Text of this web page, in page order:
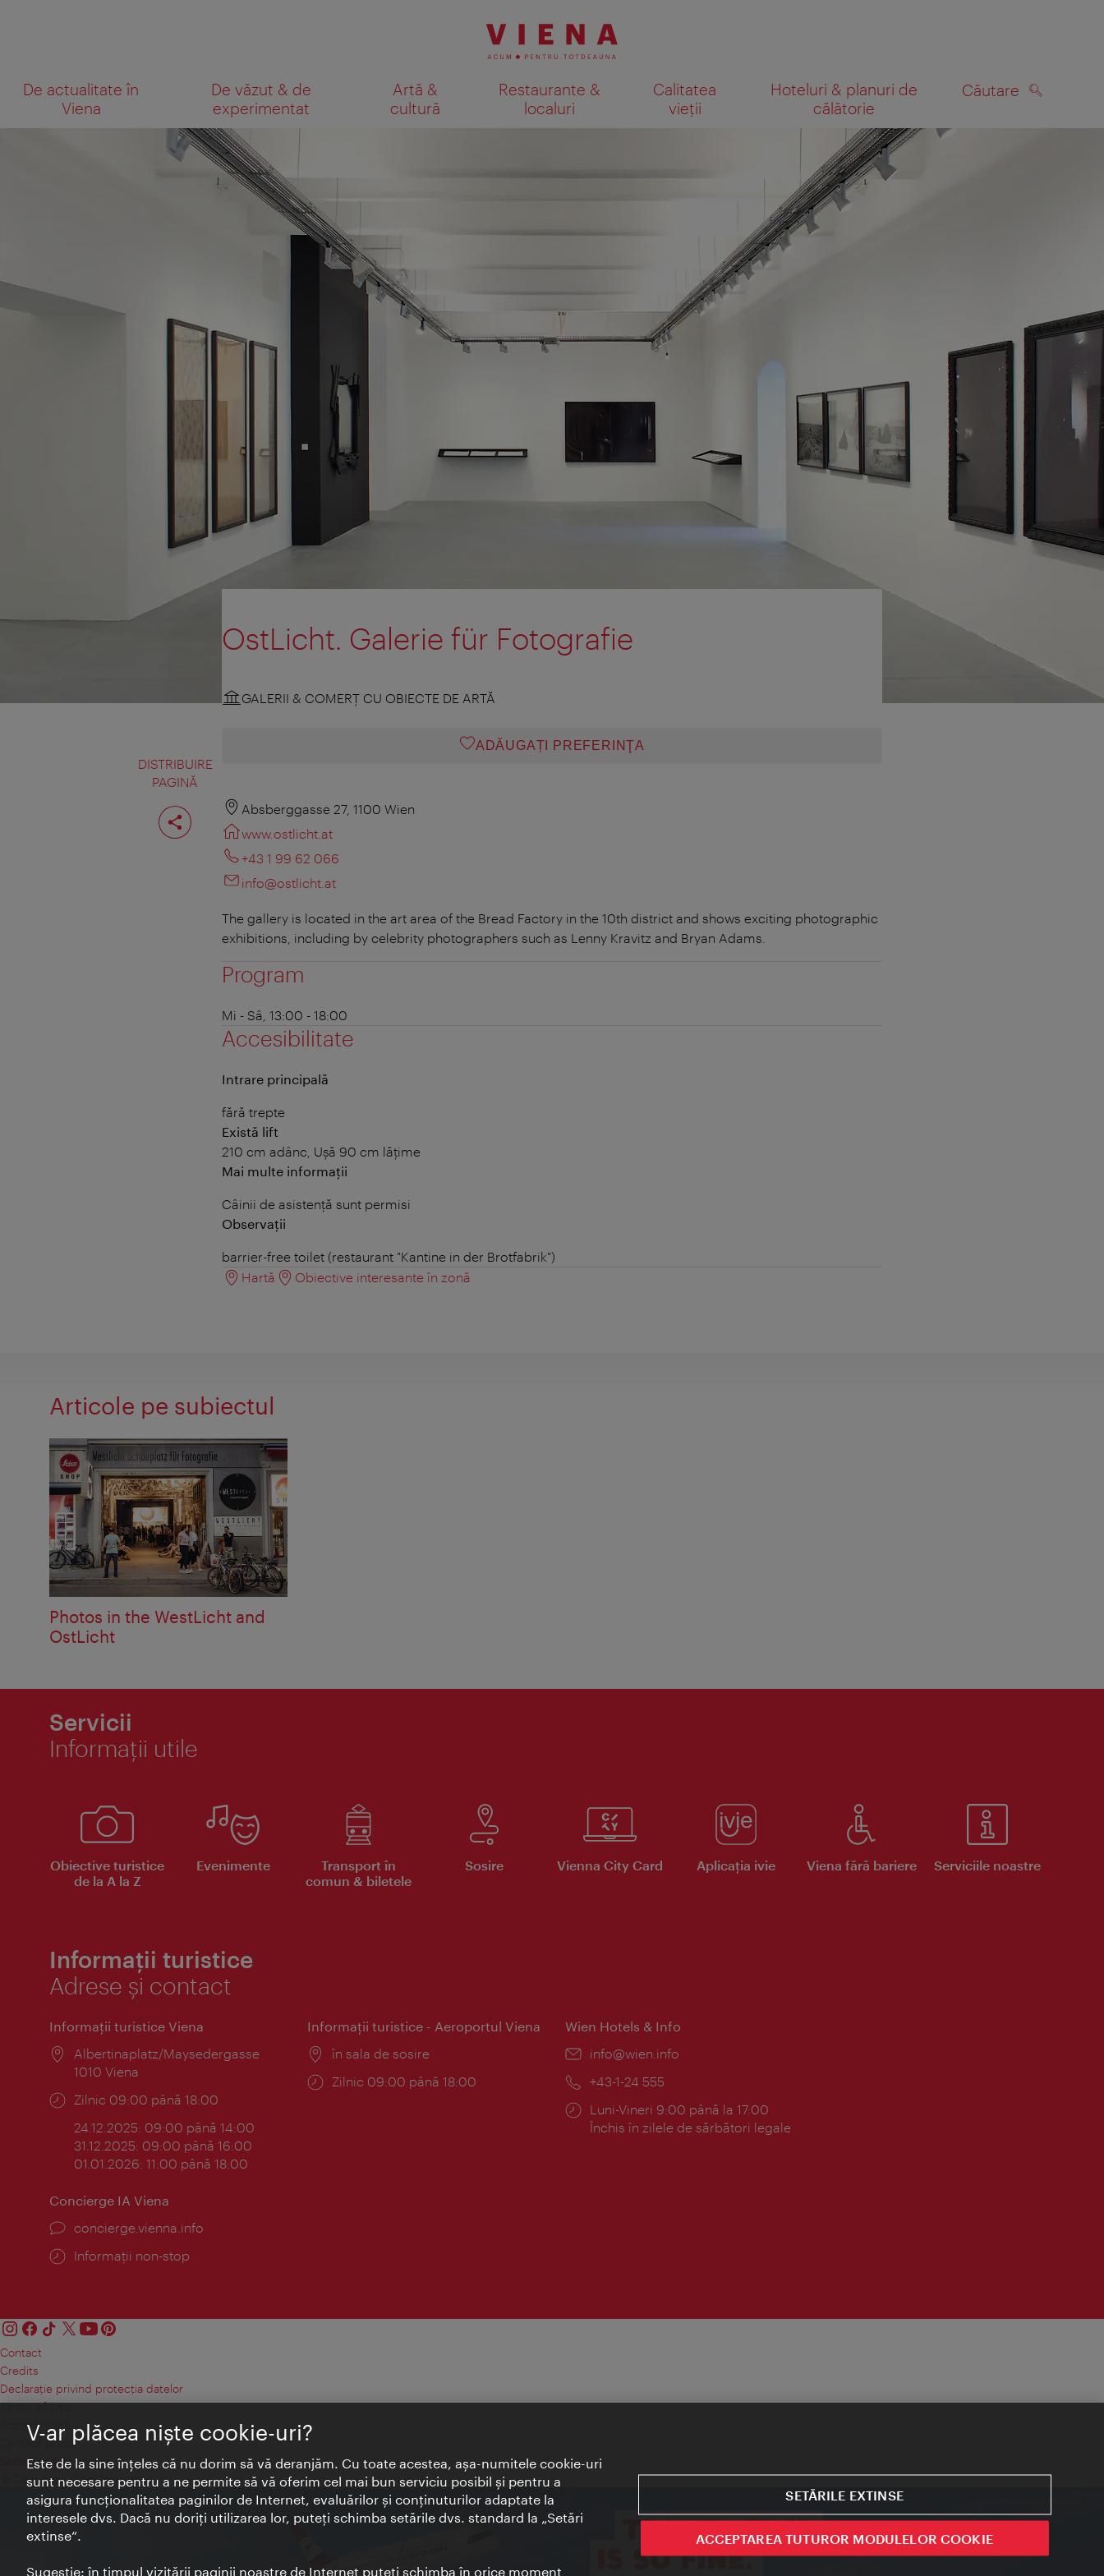
navigare
texteDe actualitate în
Viena
De văzut & de
experimentat
Artă &
cultură
Restaurante &
localuri
Calitatea
vieții
Hoteluri & planuri de
călătorie
Căutare
Ce
căutaţi?
CĂUTARE
DISTRIBUIRE
PAGINĂ
Distribuiţi
pagina
OstLicht. Galerie für Fotografie
GALERII & COMERŢ CU OBIECTE DE ARTĂ
ADĂUGAȚI PREFERINŢA
Absberggasse 27, 1100 Wien
www.ostlicht.at
+43 1 99 62 066
info@ostlicht.at
The gallery is located in the art area of the Bread Factory in the 10th district and shows exciting photographic
exhibitions, including by celebrity photographers such as Lenny Kravitz and Bryan Adams.
Program
Mi - Sâ, 13:00 - 18:00
Accesibilitate
Intrare principală
fără trepte
Există lift
210 cm adânc, Ușă 90 cm lățime
Mai multe informații
Câinii de asistență sunt permisi
Observații
barrier-free toilet (restaurant "Kantine in der Brotfabrik")
Hartă
Obiective interesante în zonă
Articole pe subiectul
Photos in the WestLicht and
OstLicht
Servicii
Informaţii utile
Obiective turistice
de la A la Z
Evenimente
Transport în
comun & biletele
Sosire Vienna City Card Aplicaţia ivie Viena fără bariere Serviciile noastre
Informații turistice
Adrese și contact
Informaţii turistice Viena
Locul:
Albertinaplatz/Maysedergasse
1010 Viena
Program:
Zilnic 09:00 până 18:00
24.12.2025: 09:00 până 14:00
31.12.2025: 09:00 până 16:00
01.01.2026: 11:00 până 18:00
Informaţii turistice - Aeroportul Viena
Locul:
în sala de sosire
Program:
Zilnic 09:00 până 18:00
Wien Hotels & Info
E-
info@wien.info
Telefon:
+43-1-24 555
Program:
Luni-Vineri 9:00 până la 17:00
Închis în zilele de sărbători legale
Concierge IA Viena
concierge.vienna.info
Informații non-stop
Contact
Credits
Declaraţie privind protecţia datelor
Terms of Use
Accesibilitate
Contact presa
Setări module cookie
© Copyright Wien Tourismus
V-ar plăcea nişte cookie-uri?
Este de la sine înţeles că nu dorim să vă deranjăm. Cu toate acestea, aşa-numitele cookie-uri
sunt necesare pentru a ne permite să vă oferim cel mai bun serviciu posibil şi pentru a
asigura funcţionalitatea paginilor de Internet, evaluărilor şi conţinuturilor adaptate la
interesele dvs. Dacă nu doriţi utilizarea lor, puteţi schimba setările dvs. standard la „Setări
extinse“.
Sugestie: în timpul vizitării paginii noastre de Internet puteţi schimba în orice moment
SETĂRILE EXTINSE
ACCEPTAREA TUTUROR MODULELOR COOKIE